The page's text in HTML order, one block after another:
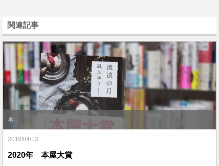
関連記事
本
2016/04/13
2020年 本屋大賞